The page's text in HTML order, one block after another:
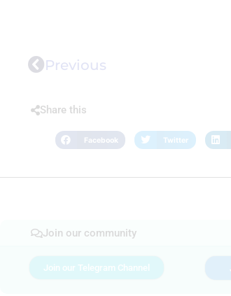
Previous
Share this
Facebook Twitter
Join our community
Join our Telegram Channel